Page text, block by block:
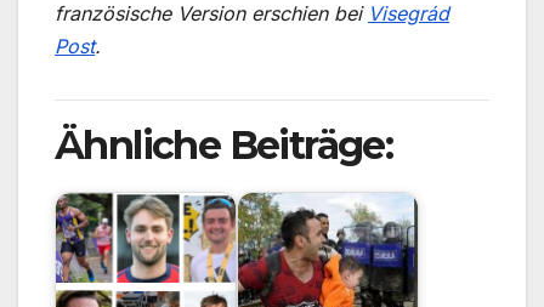
französische Version erschien bei Visegrád
Post.
Ähnliche Beiträge: